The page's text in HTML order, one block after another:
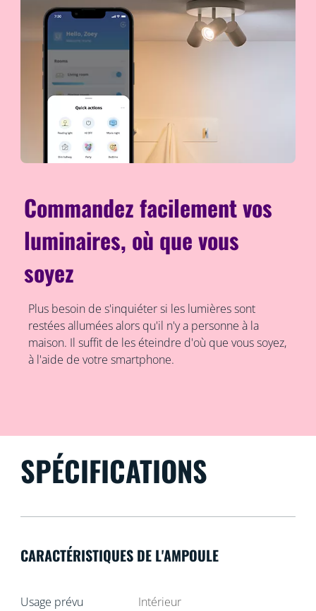
Commandez facilement vos
luminaires, où que vous
soyez
Plus besoin de s'inquiéter si les lumières sont
restées allumées alors qu'il n'y a personne à la
maison. Il suffit de les éteindre d'où que vous soyez,
à l'aide de votre smartphone.
SPÉCIFICATIONS
CARACTÉRISTIQUES DE L'AMPOULE
Usage prévu Intérieur